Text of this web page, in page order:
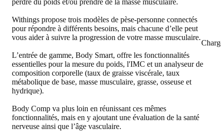
Withings propose trois modèles de pèse-personne connectés
pour répondre à différents besoins, mais chacune d’elle peut
vous aider à suivre la progression de votre masse musculaire.
L’entrée de gamme, Body Smart, offre les fonctionnalités
essentielles pour la mesure du poids, l'IMC et un analyseur de
composition corporelle (taux de graisse viscérale, taux
métabolique de base, masse musculaire, grasse, osseuse et
hydrique).
Body Comp va plus loin en réunissant ces mêmes
fonctionnalités, mais en y ajoutant une évaluation de la santé
nerveuse ainsi que l’âge vasculaire.